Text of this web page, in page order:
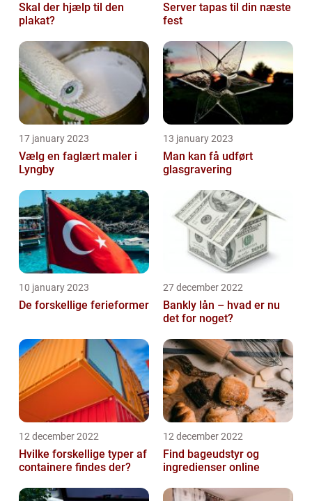
Skal der hjælp til den
plakat?
Server tapas til din næste
fest
17 january 2023
Vælg en faglært maler i
Lyngby
13 january 2023
Man kan få udført
glasgravering
10 january 2023
De forskellige ferieformer
27 december 2022
Bankly lån – hvad er nu
det for noget?
12 december 2022
Hvilke forskellige typer af
containere findes der?
12 december 2022
Find bageudstyr og
ingredienser online